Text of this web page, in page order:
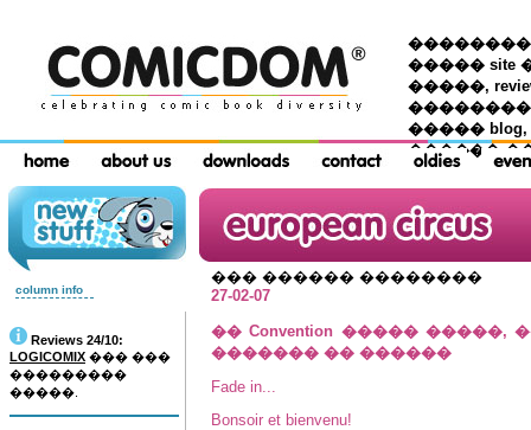
���������
����� site
�����,
����� blog,
������
column info
Reviews 24/10:
LOGICOMIX ��� ���
���������
�����.
��� ������ ��������
27-02-07
�� Convention �����
������� �� ������
Fade in...
Bonsoir et bienvenu!